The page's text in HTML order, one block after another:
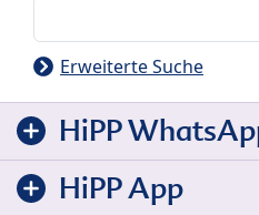
Erweiterte Suche
HiPP
HiPP App